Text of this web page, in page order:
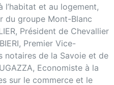
l’habitat et au logement,
du groupe Mont-Blanc
Président de Chevallier
Premier Vice-
notaires de la Savoie et de
Economiste à la
sur le commerce et le